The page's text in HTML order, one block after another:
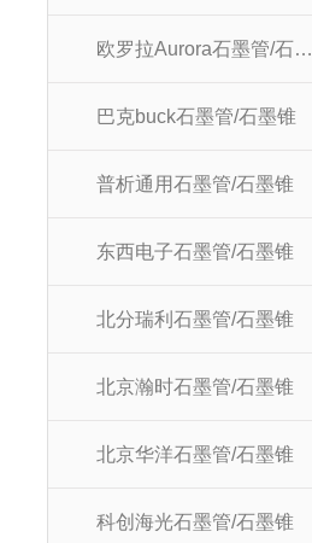
欧罗拉Aurora石墨管/石墨锥
巴克buck石墨管/石墨锥
普析通用石墨管/石墨锥
东西电子石墨管/石墨锥
北分瑞利石墨管/石墨锥
北京瀚时石墨管/石墨锥
北京华洋石墨管/石墨锥
科创海光石墨管/石墨锥